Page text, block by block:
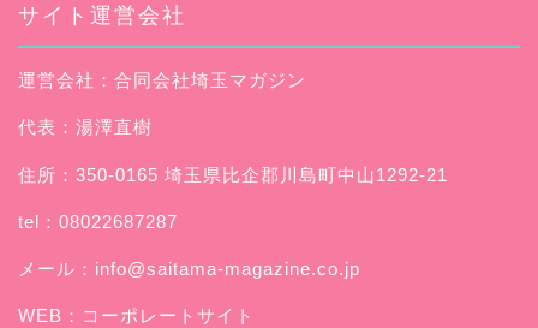
サイト運営会社
運営会社：合同会社埼玉マガジン
代表：湯澤直樹
住所：350-0165 埼玉県比企郡川島町中山1292-21
tel：08022687287
メール： info@saitama-magazine.co.jp
WEB： コーポレートサイト